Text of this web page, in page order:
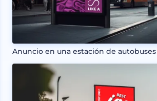
Anuncio en una estación de autobuses